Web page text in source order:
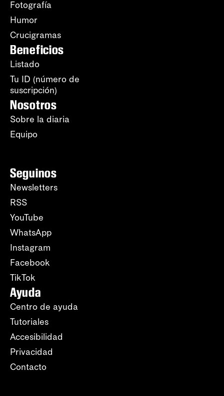
Fotografía
Humor
Crucigramas
Beneficios
Listado
Tu ID (número de
suscripción)
Nosotros
Sobre la diaria
Equipo
Seguinos
Newsletters
RSS
YouTube
WhatsApp
Instagram
Facebook
TikTok
Ayuda
Centro de ayuda
Tutoriales
Accesibilidad
Privacidad
Contacto